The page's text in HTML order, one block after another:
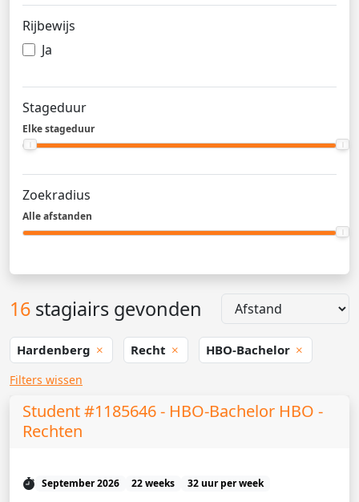
Rijbewijs
Ja
Stageduur
Elke stageduur
Zoekradius
Alle afstanden
16 stagiairs gevonden
Hardenberg Recht HBO-Bachelor
Filters wissen
Student #1185646 - HBO-Bachelor HBO -
Rechten
September 2026 22 weeks 32 uur per week